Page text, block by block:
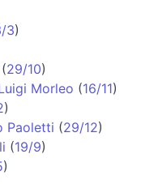
3)
(29/10)
Morleo (16/11)
)
Paoletti (29/12)
(19/9)
)